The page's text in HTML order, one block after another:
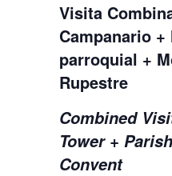
Visita
Campanario +
parroquial +
Rupestre
Combined
Tower +
Convent